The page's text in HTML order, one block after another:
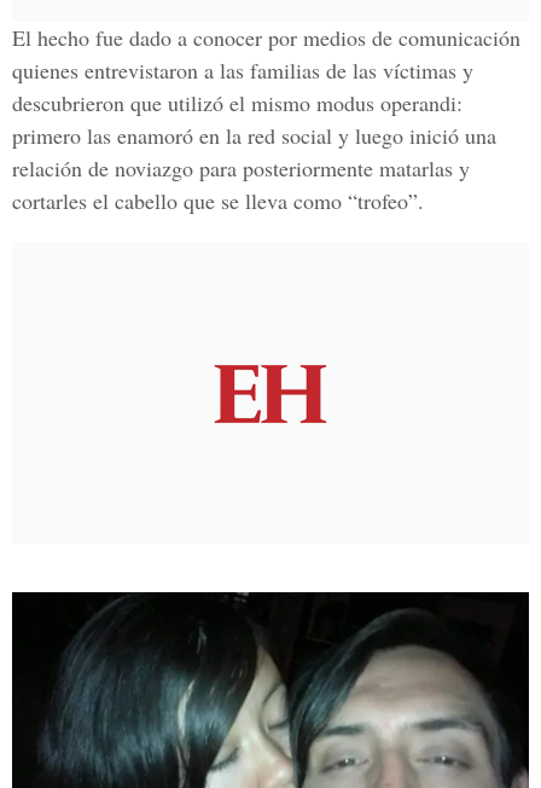
El hecho fue dado a conocer por medios de comunicación
quienes entrevistaron a las familias de las víctimas y
descubrieron que utilizó el mismo modus operandi:
primero las enamoró en la red social y luego inició una
relación de noviazgo para posteriormente matarlas y
cortarles el cabello que se lleva como “trofeo”.